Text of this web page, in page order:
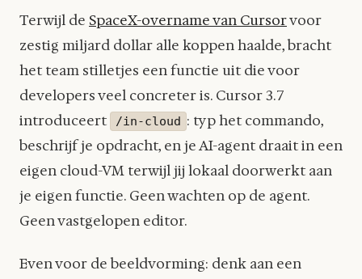
Terwijl de SpaceX-overname van Cursorvoor
zestig miljard dollar alle koppen haalde, bracht
het team stilletjes een functie uit die voor
developers veel concreter is. Cursor 3.7
introduceert
/in-cloud : typ het commando,
beschrijf je opdracht, en je AI-agent draait in een
eigen cloud-VM terwijl jij lokaal doorwerkt aan
je eigen functie. Geen wachten op de agent.
Geen vastgelopen editor.
Even voor de beeldvorming: denk aan een